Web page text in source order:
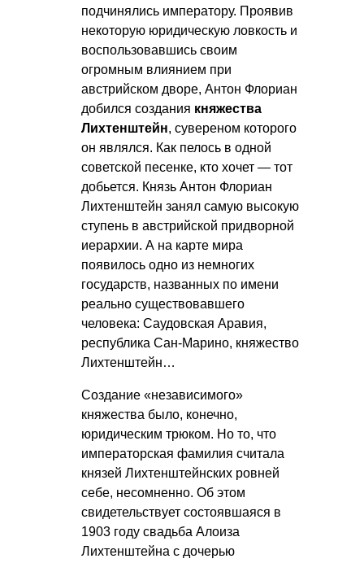
подчинялись императору. Проявив
некоторую юридическую ловкость и
воспользовавшись своим
огромным влиянием при
австрийском дворе, Антон Флориан
добился создания княжества
Лихтенштейн, сувереном которого
он являлся. Как пелось в одной
советской песенке, кто хочет — тот
добьется. Князь Антон Флориан
Лихтенштейн занял самую высокую
ступень в австрийской придворной
иерархии. А на карте мира
появилось одно из немногих
государств, названных по имени
реально существовавшего
человека: Саудовская Аравия,
республика Сан-Марино, княжество
Лихтенштейн…
Создание «независимого»
княжества было, конечно,
юридическим трюком. Но то, что
императорская фамилия считала
князей Лихтенштейнских ровней
себе, несомненно. Об этом
свидетельствует состоявшаяся в
1903 году свадьба Алоиза
Лихтенштейна с дочерью